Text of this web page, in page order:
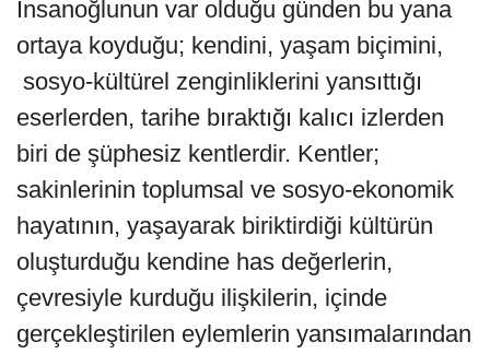
İnsanoğlunun var olduğu günden bu yana
ortaya koyduğu; kendini, yaşam biçimini,
sosyo-kültürel zenginliklerini yansıttığı
eserlerden, tarihe bıraktığı kalıcı izlerden
biri de şüphesiz kentlerdir. Kentler;
sakinlerinin toplumsal ve sosyo-ekonomik
hayatının, yaşayarak biriktirdiği kültürün
oluşturduğu kendine has değerlerin,
çevresiyle kurduğu ilişkilerin, içinde
gerçekleştirilen eylemlerin yansımalarından